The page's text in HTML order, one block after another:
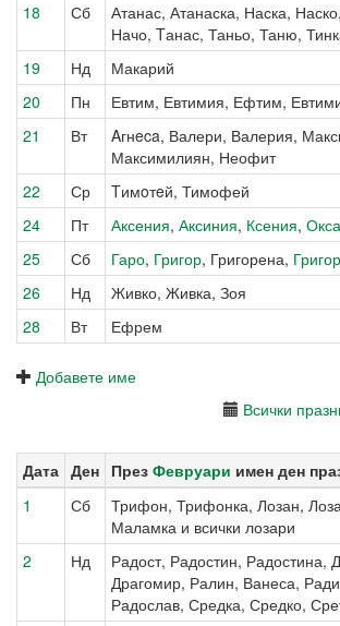
18
Сб
Атанас, Атанаска, Наска,
Начо, Tанас, Таньо, Таню,
19
Нд
Макарий
20
Пн
Евтим, Евтимия, Ефтим,
21
Вт
Aгнeca, Валери, Валерия,
Максимилиян, Неофит
22
Ср
Tимoтeй, Тимофей
24
Пт Аксения, Аксиния, Ксения,
25
Сб Гаро, Григор, Григорена,
26
Нд
Живко, Живка, Зоя
28
Вт Ефрем
Добавете име
Всички
Дата Ден През Февруари имен ден
1
Сб
Трифон, Трифонка, Лозан,
Маламка и всички лозари
2
Нд
Радост, Радостин, Радостина,
Драгомир, Ралин, Ванеса,
Радослав, Средка, Средко,